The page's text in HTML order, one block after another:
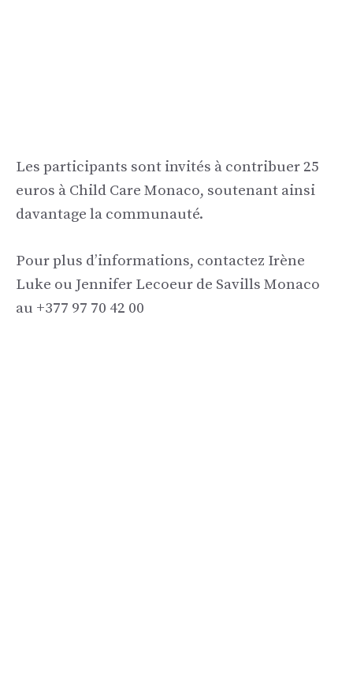
Les participants sont invités à contribuer 25
euros à Child Care Monaco, soutenant ainsi
davantage la communauté.
Pour plus d’informations, contactez Irène
Luke ou Jennifer Lecoeur de Savills Monaco
au +377 97 70 42 00